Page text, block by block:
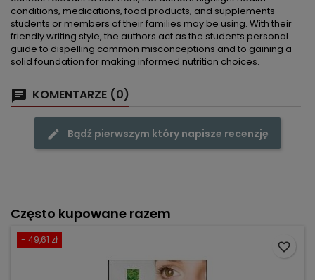
conditions, medications, food products, and supplements
students or members of their families may be using. With their
friendly writing style, the authors act as the students personal
guide to dispelling common misconceptions and to gaining a
solid foundation for making informed nutrition choices.
KOMENTARZE (0)
Bądź pierwszym który napisze recenzję
Często kupowane razem
- 49,61 zł
favorite_border